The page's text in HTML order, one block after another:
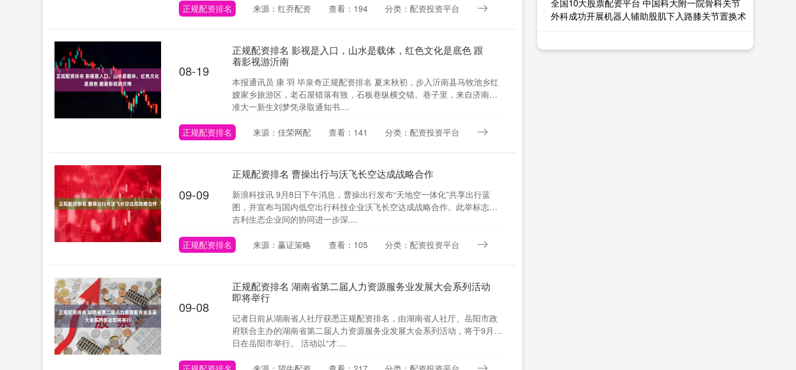
正规配资排名 来源：红乔配资 查看：194 分类：配资投资平台
08-19
正规配资排名 影视是入口，山水是载体，红色文化是底色 跟
着影视游沂南
本报通讯员 康 羽 毕泉奇正规配资排名 夏末秋初，步入沂南县马牧池乡红
嫂家乡旅游区，老石屋错落有致，石板巷纵横交错。巷子里，来自济南的
准大一新生刘梦凭录取通知书....
正规配资排名 来源：佳荣网配 查看：141 分类：配资投资平台
09-09
正规配资排名 曹操出行与沃飞长空达成战略合作
新浪科技讯 9月8日下午消息，曹操出行发布“天地空一体化”共享出行蓝
图，并宣布与国内低空出行科技企业沃飞长空达成战略合作。此举标志着
吉利生态企业间的协同进一步深....
正规配资排名 来源：赢证策略 查看：105 分类：配资投资平台
09-08
正规配资排名 湖南省第二届人力资源服务业发展大会系列活动
即将举行
记者日前从湖南省人社厅获悉正规配资排名，由湖南省人社厅、岳阳市政
府联合主办的湖南省第二届人力资源服务业发展大会系列活动，将于9月15
日在岳阳市举行。 活动以“才....
全国10大股票配资平台 中国科大附一院骨科关节
外科成功开展机器人辅助股肌下入路膝关节置换术